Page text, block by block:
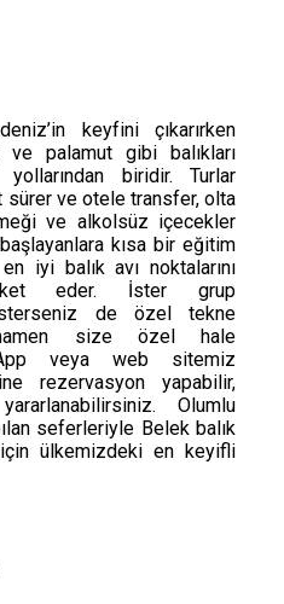
keyfini çıkarırken
palamut gibi balıkları
biridir. Turlar
sürer ve otele transfer, olta
ve alkolsüz içecekler
kısa bir eğitim
iyi balık avı noktalarını
eder. İster grup
isterseniz de özel tekne
size özel hale
veya web sitemiz
rezervasyon yapabilir,
Olumlu
seferleriyle Belek balık
ülkemizdeki en keyifli